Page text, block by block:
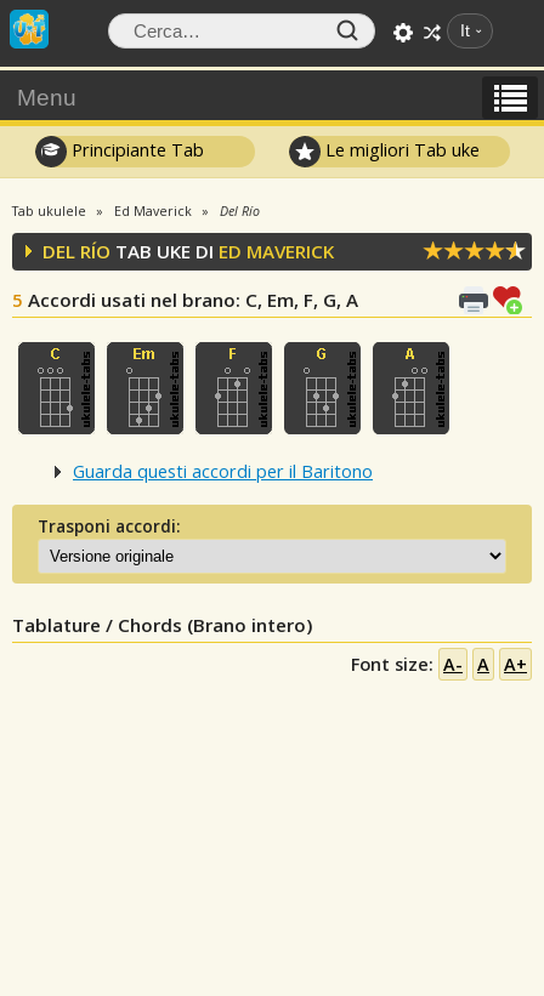
It
Menu
Principiante Tab Le migliori Tab uke
Tab ukulele Ed Maverick Del Río
DEL RÍO TAB UKE DI ED MAVERICK
5 Accordi usati nel brano: C, Em, F, G, A
Guarda questi accordi per il Baritono
Trasponi accordi:
Tablature / Chords (Brano intero)
Font size: A- A A+